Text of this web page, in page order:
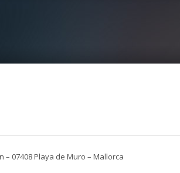
– 07408 Playa de Muro – Mallorca